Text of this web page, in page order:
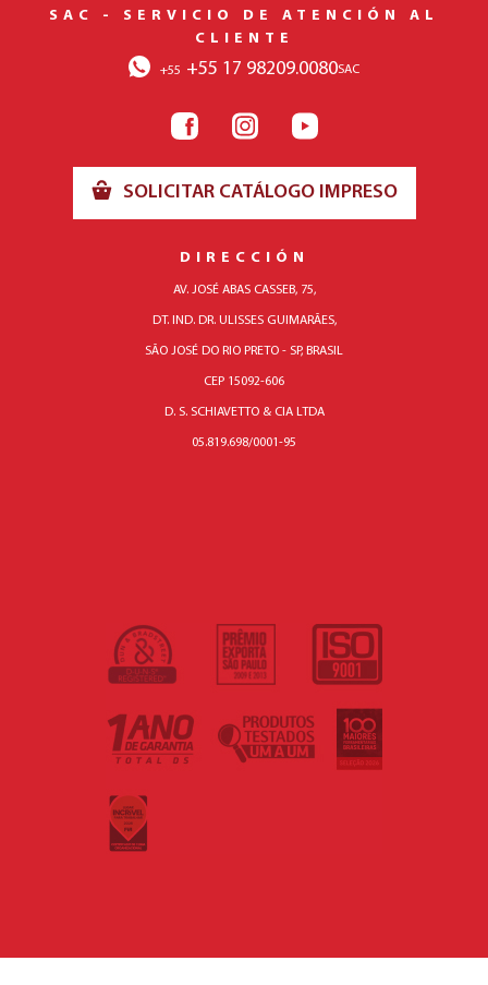
SAC - SERVICIO DE ATENCIÓN AL
CLIENTE
+55 +55 17 98209.0080SAC
SOLICITAR CATÁLOGO IMPRESO
DIRECCIÓN
AV. JOSÉ ABAS CASSEB, 75,
DT. IND. DR. ULISSES GUIMARÃES,
SÃO JOSÉ DO RIO PRETO - SP, BRASIL
CEP 15092-606
D. S. SCHIAVETTO & CIA LTDA
05.819.698/0001-95